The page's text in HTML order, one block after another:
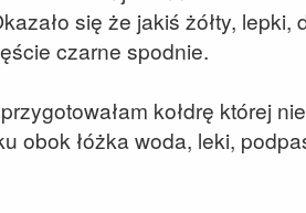
się że jakiś żółty, lepki,
czarne spodnie.
kołdrę której
obok łóżka woda, leki,